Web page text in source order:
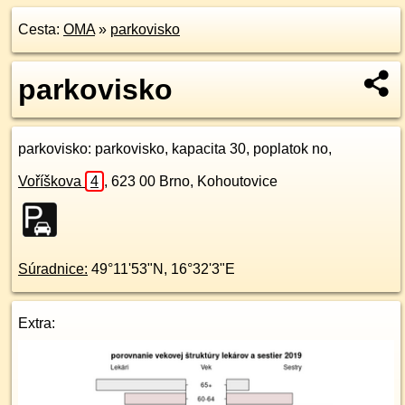
Cesta: OMA» parkovisko
parkovisko
parkovisko: parkovisko, kapacita 30, poplatok no,
Voříškova 4 , 623 00 Brno, Kohoutovice
Súradnice: 49°11'53"N , 16°32'3"E
Extra: